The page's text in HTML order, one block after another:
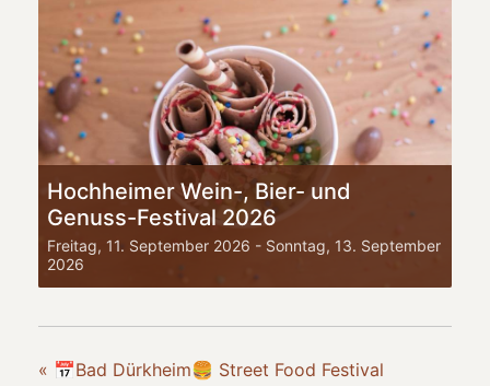
Hochheimer Wein-, Bier- und
Genuss-Festival 2026
Freitag, 11. September 2026 - Sonntag, 13. September
2026
« 📅Bad Dürkheim🍔 Street Food Festival